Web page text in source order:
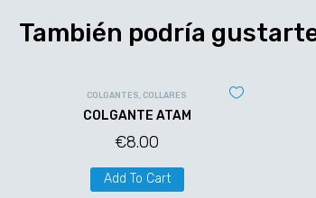
También podría
COLGANTES, COLLARES
COLGANTE ATAM
€8.00
Add To Cart